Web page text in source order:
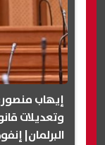
وتعديلات
البرلمان|